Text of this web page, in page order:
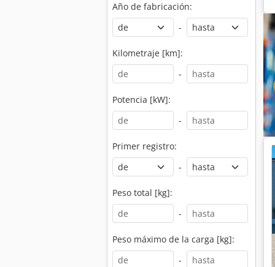
Año de fabricación:
-
Kilometraje [km]:
-
Potencia [kW]:
-
Primer registro:
-
Peso total [kg]:
-
Peso máximo de la carga [kg]:
-